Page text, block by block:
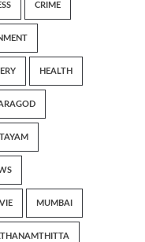
CRIME
HEALTH
MUMBAI